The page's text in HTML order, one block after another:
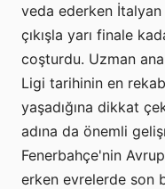
veda ederken
çıkışla yarı finale
coşturdu. Uzman
Ligi tarihinin en
yaşadığına dikkat
adına da önemli
Fenerbahçe'nin
erken evrelerde son